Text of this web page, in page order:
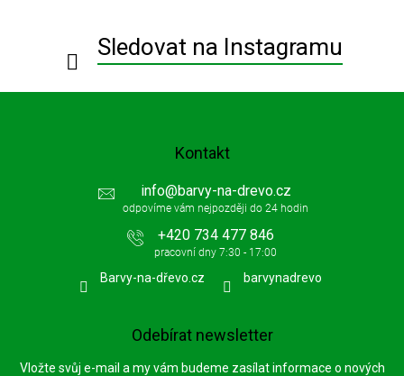
Sledovat na Instagramu
Kontakt
info@barvy-na-drevo.cz
+420 734 477 846
Barvy-na-dřevo.cz barvynadrevo
Odebírat newsletter
Vložte svůj e-mail a my vám budeme zasílat informace o nových